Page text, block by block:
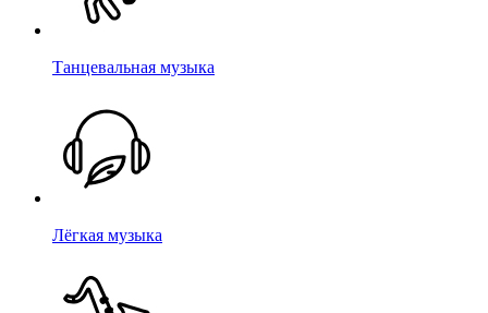
Танцевальная музыка
Лёгкая музыка